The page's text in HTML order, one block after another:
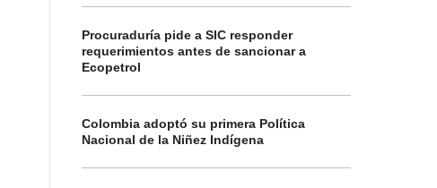
Procuraduría pide a SIC responder
requerimientos antes de sancionar a
Ecopetrol
Colombia adoptó su primera Política
Nacional de la Niñez Indígena